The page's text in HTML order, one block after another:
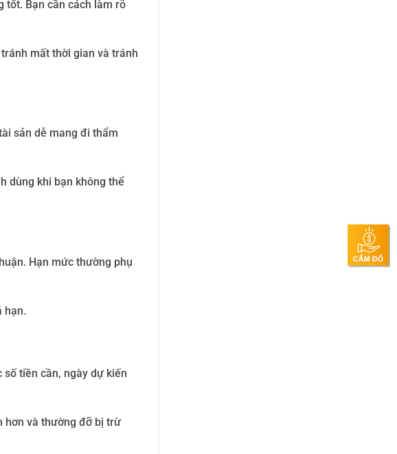
tốt. Bạn cần cách làm rõ
mất thời gian và tránh
sản dễ mang đi thẩm
dùng khi bạn không thể
Hạn mức thường phụ
hạn.
tiền cần, ngày dự kiến
hơn và thường đỡ bị trừ